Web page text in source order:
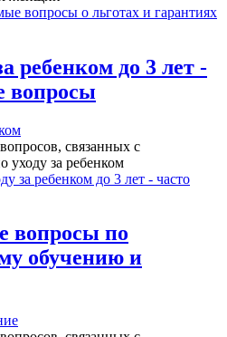
вопросы о льготах и гарантиях
ребенком до 3 лет -
вопросы
связанных c
уходу за ребенком
за ребенком до 3 лет - часто
вопросы по
обучению и